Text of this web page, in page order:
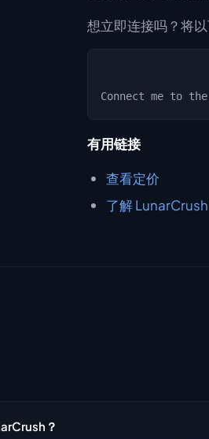
想立即连接吗？将以
有用链接
查看定价
了解
？